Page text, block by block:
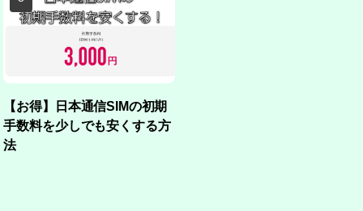
【お得】日本通信SIMの初期
手数料を少しでも安くする方
法